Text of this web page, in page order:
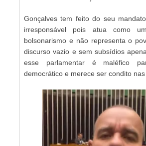
Gonçalves tem feito do seu
irresponsável pois atua como
bolsonarismo e não representa o
discurso vazio e sem subsídios
esse parlamentar é maléfico
democrático e merece ser condito nas